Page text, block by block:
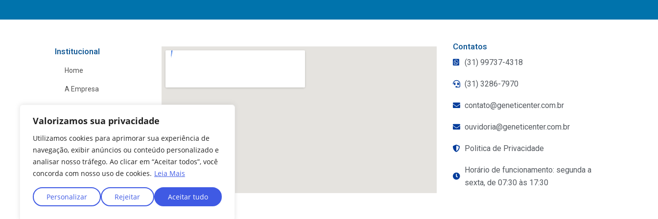
Valorizamos sua privacidade
Utilizamos cookies para aprimorar sua experiência de
navegação, exibir anúncios ou conteúdo personalizado e
analisar nosso tráfego. Ao clicar em “Aceitar todos”, você
concorda com nosso uso de cookies. Leia Mais
Personalizar Rejeitar Aceitar tudo
Institucional
Home
A Empresa
Convênios
Fale Conosco
Contatos
(31) 99737-4318
(31) 3286-7970
contato@geneticenter.com.br
ouvidoria@geneticenter.com.br
Politica de Privacidade
Horário de funcionamento: segunda a
sexta, de 07:30 às 17:30